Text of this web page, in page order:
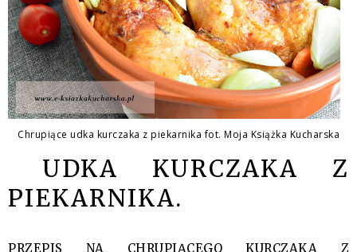
Chrupiące udka kurczaka z piekarnika fot. Moja Książka Kucharska
UDKA KURCZAKA Z
PIEKARNIKA.
PRZEPIS NA CHRUPIĄCEGO KURCZAKA Z